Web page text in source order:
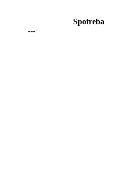
Spotreba
---